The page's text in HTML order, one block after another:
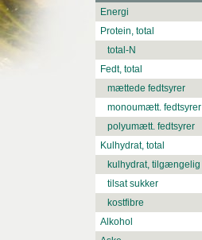
Energi
Protein, total
total-N
Fedt, total
mættede fedtsyrer
monoumætt. fedtsyrer
polyumætt. fedtsyrer
Kulhydrat, total
kulhydrat, tilgængelig
tilsat sukker
kostfibre
Alkohol